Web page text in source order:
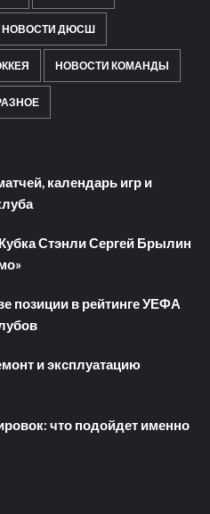
НОВОСТИ ДЮСШ
НОВОСТИ КОМАНДЫ
календарь игр и
Стэнли Сергей Брылин
позиции в рейтинге УЕФА
и эксплуатацию
что подойдет именно